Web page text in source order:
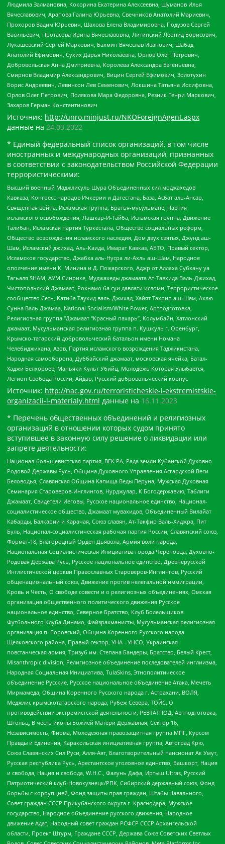
Людмила Залмановна, Кокорина Екатерина Алексеевна, Шуманов Илья
Вячеславович, Арапова Галина Юрьевна, Свечников Анатолий Мариевич,
Прохоров Вадим Юрьевич, Шахова Елена Владимировна, Подузов Сергей
Васильевич, Протасова Ирина Вячеславовна, Литинский Леонид Борисович,
Лукашевский Сергей Маркович, Бахмин Вячеслав Иванович, Шабад
Анатолий Ефимович, Сухих Дарья Николаевна, Орлов Олег Петрович,
Добровольская Анна Дмитриевна, Королева Александра Евгеньевна,
Смирнов Владимир Александрович, Вицин Сергей Ефимович, Золотухин
Борис Андреевич, Левинсон Лев Семенович, Локшина Татьяна Иосифовна,
Орлов Олег Петрович, Полякова Мара Федоровна, Резник Генри Маркович,
Захаров Герман Константинович
Источник: http://unro.minjust.ru/NKOForeignAgent.aspx
данные на 24.03.2022
* Единый федеральный список организаций, в том числе
иностранных и международных организаций, признанных
в соответствии с законодательством Российской Федерации
террористическими:
Высший военный Маджлисуль Шура Объединенных сил моджахедов
Кавказа, Конгресс народов Ичкерии и Дагестана, База, Асбат аль-Ансар,
Священная война, Исламская группа, Братья-мусульмане, Партия
исламского освобождения, Лашкар-И-Тайба, Исламская группа, Движение
Талибан, Исламская партия Туркестана, Общество социальных реформ,
Общество возрождения исламского наследия, Дом двух святых, Джунд аш-
Шам, Исламский джихад, Аль-Каида, Имарат Кавказ, АБТО, Правый сектор,
Исламское государство, Джабха аль-Нусра ли-Ахль аш-Шам, Народное
ополчение имени К. Минина и Д. Пожарского, Аджр от Аллаха Субхану уа
Тагьаля SHAM, АУМ Синрике, Муджахеды джамаата Ат-Тавхида Валь-Джихад,
Чистопольский Джамаат, Рохнамо ба суи давлати исломи, Террористическое
сообщество Сеть, Катиба Таухид валь-Джихад, Хайят Тахрир аш-Шам, Ахлю
Сунна Валь Джамаа, National Socialism/White Power, Артподготовка,
Религиозная группа “Джамаат “Красный пахарь”, Колумбайн, Хатлонский
джамаат, Мусульманская религиозная группа п. Кушкуль г. Оренбург,
Крымско-татарский добровольческий батальон имени Номана
Челебиджихана, Азов, Партия исламского возрождения Таджикистана,
Народная самооборона, Дуббайский джамаат, московская ячейка, Батал-
Хаджи Белхороев, Маньяки Культ Убийц, Молодёжь Которая Улыбается,
Легион Свобода России, Айдар, Русский добровольческий корпус
Источник: http://nac.gov.ru/terroristicheskie-i-ekstremistskie-
organizacii-i-materialy.html данные на 16.11.2023
* Перечень общественных объединений и религиозных
организаций в отношении которых судом принято
вступившее в законную силу решение о ликвидации или
запрете деятельности:
Национал-большевистская партия, ВЕК РА, Рада земли Кубанской Духовно
Родовой Державы Русь, Община Духовного Управления Асгардской Веси
Беловодья, Славянская Община Капища Веды Перуна, Мужская Духовная
Семинария Староверов-Инглингов, Нурджулар, К Богодержавию, Таблиги
Джамаат, Свидетели Иеговы, Русское национальное единство, Национал-
социалистическое общество, Джамаат мувахидов, Объединенный Вилайат
Кабарды, Балкарии и Карачая, Союз славян, Ат-Такфир Валь-Хиджра, Пит
Буль, Национал-социалистическая рабочая партия России, Славянский союз,
Формат-18, Благородный Орден Дьявола, Армия воли народа,
Национальная Социалистическая Инициатива города Череповца, Духовно-
Родовая Держава Русь, Русское национальное единство, Древнерусской
Инглистической церкви Православных Староверов-Инглингов, Русский
общенациональный союз, Движение против нелегальной иммиграции,
Кровь и Честь, О свободе совести и о религиозных объединениях, Омская
организация общественного политического движения Русское
национальное единство, Северное Братство, Клуб Болельщиков
Футбольного Клуба Динамо, Файзрахманисты, Мусульманская религиозная
организация п. Боровский, Община Коренного Русского народа
Щелковского района, Правый сектор, УНА - УНСО, Украинская
повстанческая армия, Тризуб им. Степана Бандеры, Братство, Белый Крест,
Misanthropic division, Религиозное объединение последователей инглиизма,
Народная Социальная Инициатива, TulaSkins, Этнополитическое
объединение Русские, Русское национальное объединение Атака, Мечеть
Мирмамеда, Община Коренного Русского народа г. Астрахани, ВОЛЯ,
Меджлис крымскотатарского народа, Рубеж Севера, ТОЙС, О
противодействии экстремистской деятельности, РЕВТАТПОД, Артподготовка,
Штольц, В честь иконы Божией Матери Державная, Сектор 16,
Независимость, Фирма, Молодежная правозащитная группа МПГ, Курсом
Правды и Единения, Каракольская инициативная группа, Автоград Крю,
Союз Славянских Сил Руси, Алля-Аят, Благотворительный пансионат Ак Умут,
Русская республика Русь, Арестантское уголовное единство, Башкорт, Нация
и свобода, Нация и свобода, W.H.С., Фалунь Дафа, Иртыш Ultras, Русский
Патриотический клуб-Новокузнецк/РПК, Сибирский державный союз, Фонд
борьбы с коррупцией, Фонд защиты прав граждан, Штабы Навального,
Совет граждан СССР Прикубанского округа г. Краснодара, Мужское
государство, Народное объединение русского движения, Народное
движение Адат, Народный совет граждан РСФСР СССР Архангельской
области, Проект Штурм, Граждане СССР, Держава Союз Советских Светлых